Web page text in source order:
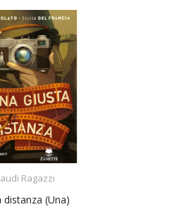
Ragazzi
distanza (Una)